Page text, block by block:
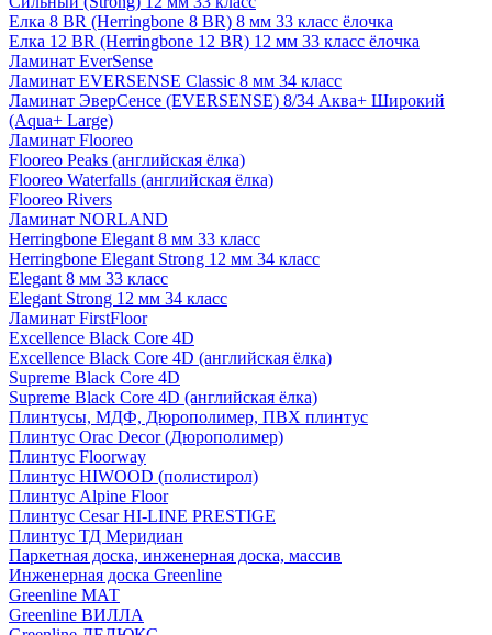
Елка 8 BR (Herringbone 8 BR) 8 мм 33 класс ёлочка
Елка 12 BR (Herringbone 12 BR) 12 мм 33 класс ёлочка
Ламинат EverSense
Ламинат EVERSENSE Classic 8 мм 34 класс
Ламинат ЭверСенсе (EVERSENSE) 8/34 Аква+ Широкий
(Aqua+ Large)
Ламинат Flooreo
Flooreo Peaks (английская ёлка)
Flooreo Waterfalls (английская ёлка)
Flooreo Rivers
Ламинат NORLAND
Herringbone Elegant 8 мм 33 класс
Herringbone Elegant Strong 12 мм 34 класс
Elegant 8 мм 33 класс
Elegant Strong 12 мм 34 класс
Ламинат FirstFloor
Excellence Black Core 4D
Excellence Black Core 4D (английская ёлка)
Supreme Black Core 4D
Supreme Black Core 4D (английская ёлка)
Плинтусы, МДФ, Дюрополимер, ПВХ плинтус
Плинтус Orac Decor (Дюрополимер)
Плинтус Floorway
Плинтус HIWOOD (полистирол)
Плинтус Alpine Floor
Плинтус Cesar HI-LINE PRESTIGE
Плинтус ТД Меридиан
Паркетная доска, инженерная доска, массив
Инженерная доска Greenline
Greenline МАТ
Greenline ВИЛЛА